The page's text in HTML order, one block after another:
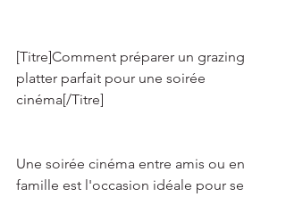
[Titre]Comment préparer un grazing
platter parfait pour une soirée
cinéma[/Titre]
Une soirée cinéma entre amis ou en
famille est l'occasion idéale pour se